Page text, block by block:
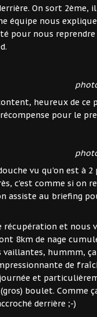
On sort
équipe nous
pour nous reprendre
heureux de ce
pour le
vu qu'on est à
c'est comme si on
assiste au briefing
récupération et nous
8km de nage
vaillantes, hummm,
de
et
boulet. Comme
derrière ;-)